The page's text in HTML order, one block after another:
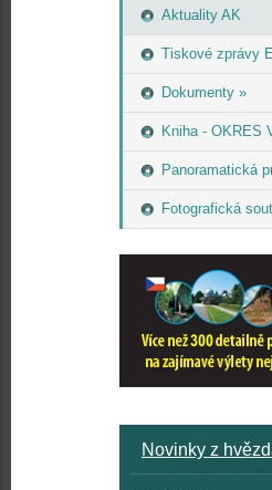
Aktuality AK
Tiskové zprávy
Dokumenty »
Kniha - OKRES
Panoramatická
Fotografická
Novinky z